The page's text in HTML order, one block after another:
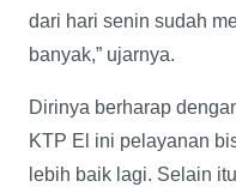
dari hari senin sudah
banyak,” ujarnya.
Dirinya berharap
KTP El ini pelayanan
lebih baik lagi. Selain